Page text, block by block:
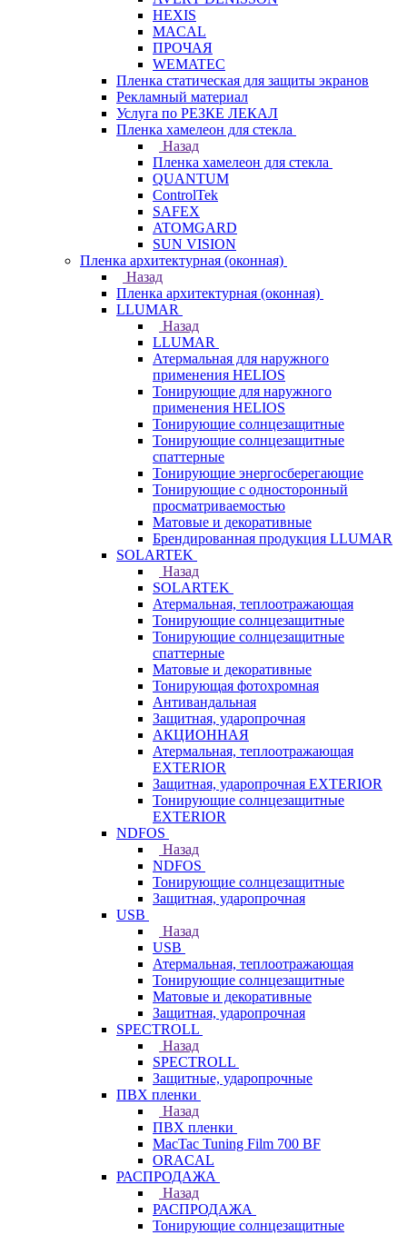
HEXIS
MACAL
ПРОЧАЯ
WEMATEC
Пленка статическая для защиты экранов
Рекламный материал
Услуга по РЕЗКЕ ЛЕКАЛ
Пленка хамелеон для стекла
Назад
Пленка хамелеон для стекла
QUANTUM
ControlTek
SAFEX
ATOMGARD
SUN VISION
Пленка архитектурная (оконная)
Назад
Пленка архитектурная (оконная)
LLUMAR
Назад
LLUMAR
Атермальная для наружного
применения HELIOS
Тонирующие для наружного
применения HELIOS
Тонирующие солнцезащитные
Тонирующие солнцезащитные
спаттерные
Тонирующие энергосберегающие
Тонирующие с односторонный
просматриваемостью
Матовые и декоративные
Брендированная продукция LLUMAR
SOLARTEK
Назад
SOLARTEK
Атермальная, теплоотражающая
Тонирующие солнцезащитные
Тонирующие солнцезащитные
спаттерные
Матовые и декоративные
Тонирующая фотохромная
Антивандальная
Защитная, ударопрочная
АКЦИОННАЯ
Атермальная, теплоотражающая
EXTERIOR
Защитная, ударопрочная EXTERIOR
Тонирующие солнцезащитные
EXTERIOR
NDFOS
Назад
NDFOS
Тонирующие солнцезащитные
Защитная, ударопрочная
USB
Назад
USB
Атермальная, теплоотражающая
Тонирующие солнцезащитные
Матовые и декоративные
Защитная, ударопрочная
SPECTROLL
Назад
SPECTROLL
Защитные, ударопрочные
ПВХ пленки
Назад
ПВХ пленки
MacTac Tuning Film 700 BF
ORACAL
РАСПРОДАЖА
Назад
РАСПРОДАЖА
Тонирующие солнцезащитные